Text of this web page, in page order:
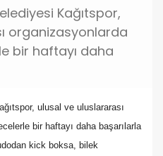
Kağıtspor,
organizasyonlarda
bir haftayı daha
ulusal ve uluslararası
bir haftayı daha başarılarla
kick boksa, bilek